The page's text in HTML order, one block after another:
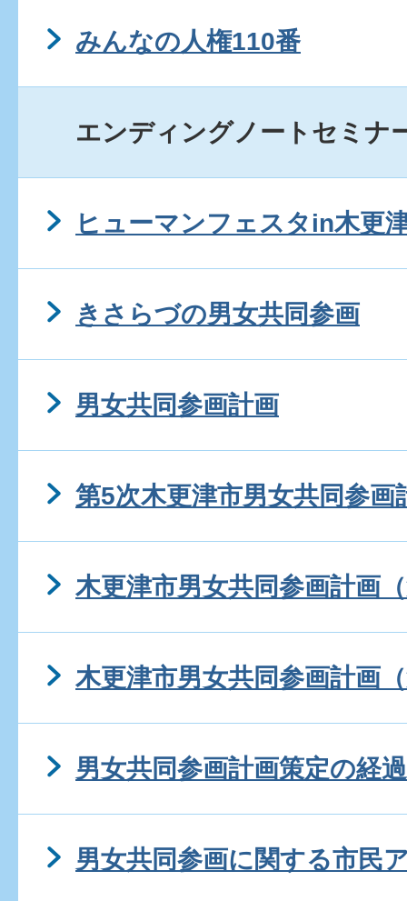
みんなの人権110番
エンディングノートセミナ
ヒューマンフェスタin木更
きさらづの男女共同参画
男女共同参画計画
第5次木更津市男女共同参画
木更津市男女共同参画計画
木更津市男女共同参画計画
男女共同参画計画策定の経過
男女共同参画に関する市民